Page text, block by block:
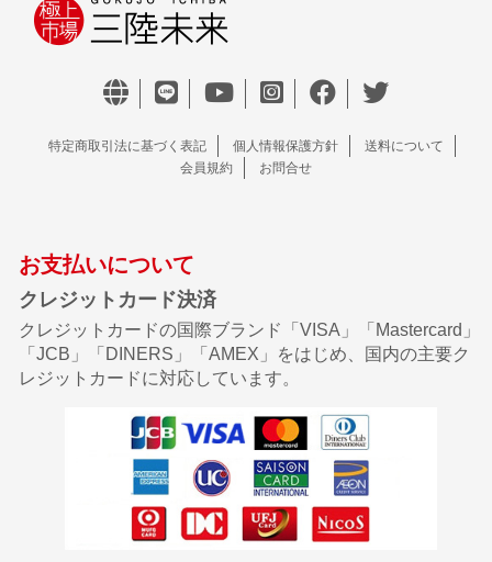
特定商取引法に基づく表記 個人情報保護方針
送料について
会員規約
お問合せ
お支払いについて
クレジットカード決済
クレジットカードの国際ブランド「VISA」「Mastercard」
「JCB」「DINERS」「AMEX」をはじめ、国内の主要ク
レジットカードに対応しています。